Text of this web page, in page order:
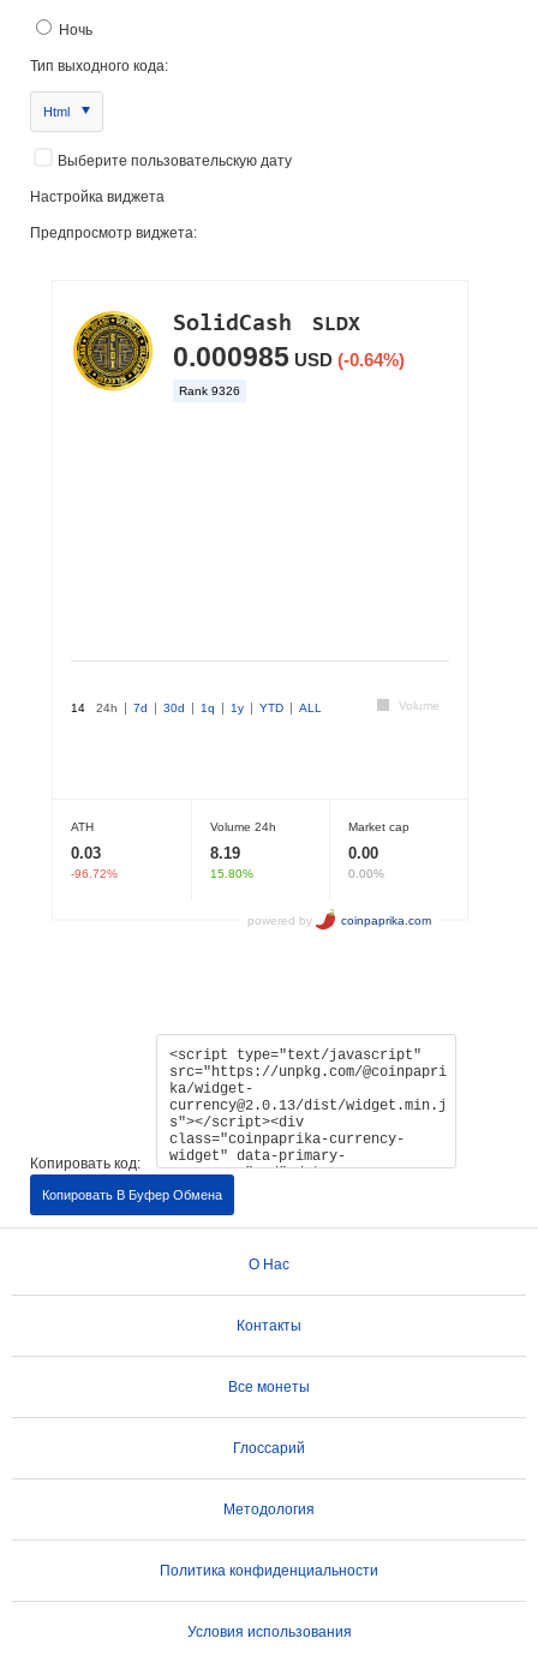
Ночь
Тип выходного кода:
Html
Выберите пользовательскую дату
Настройка виджета
Предпросмотр виджета:
Копировать код:
Копировать В Буфер Обмена
О Нас
Контакты
Все монеты
Глоссарий
Методология
Политика конфиденциальности
Условия использования